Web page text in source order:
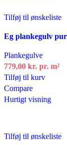
Tilføj til ønskeliste
Eg plankegulv
Plankegulve
779,00 kr. pr. m²
Tilføj til kurv
Compare
Hurtigt visning
Tilføj til ønskeliste